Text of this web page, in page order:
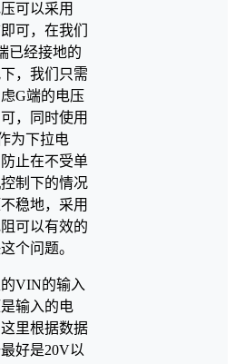
可以采用
可，在我们
已经接地的
，我们只需
G端的电压
，同时使用
为下拉电
防止在不受单
制下的情况
稳地，采用
可以有效的
个问题。
VIN的输入
输入的电
里根据数据
好是20V以